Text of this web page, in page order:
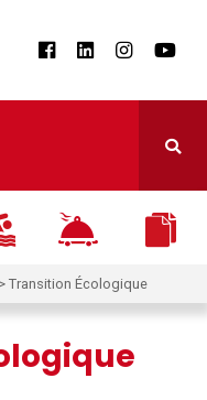
> Transition Écologique